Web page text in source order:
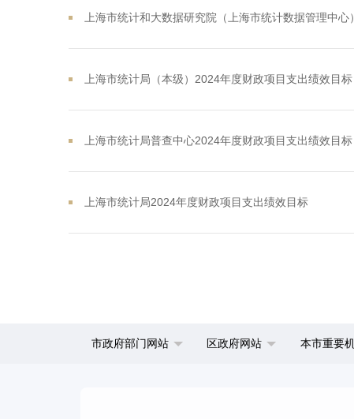
上海市统计和大数据研究院（上海市统计数据管理中
上海市统计局（本级）2024年度财政项目支出绩效目标
上海市统计局普查中心2024年度财政项目支出绩效目标
上海市统计局2024年度财政项目支出绩效目标
市政府部门网站 区政府网站 本市重要